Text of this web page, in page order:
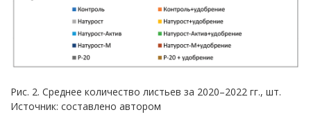
Рис. 2. Среднее количество листьев за 2020–2022 гг., шт.
Источник: составлено автором